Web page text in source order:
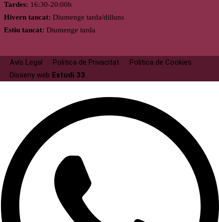
Tardes: 16:30-20:00h
Hivern tancat: Diumenge tarda/dilluns
Estiu tancat: Diumenge tarda
Avís Legal Politica de Privacitat
Politica de Cookies
Disseny web Estudi 33